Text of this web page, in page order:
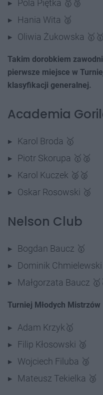
Pola Piętka 🥇🥉
Hania Wita 🥈
Oliwia Żukowska 🥇🥇
Takim dorobkiem
pierwsze miejsce w
klasyfikacji generalnej.
Academia
Karol Broda 🥇
Piotr Skorupa 🥇🥈
Karol Kuczek 🥈🥈
Oskar Rosowski 🥉
Nelson Club
Bogdan Baucz 🥇
Dominik Chmielewski
Małgorzata Baucz
Turniej Młodych Mistrzów
Adam Krzyk🥇
Filip Kłosowski 🥉
Wojciech Filuba 🥉
Mateusz Tekielka 🥉